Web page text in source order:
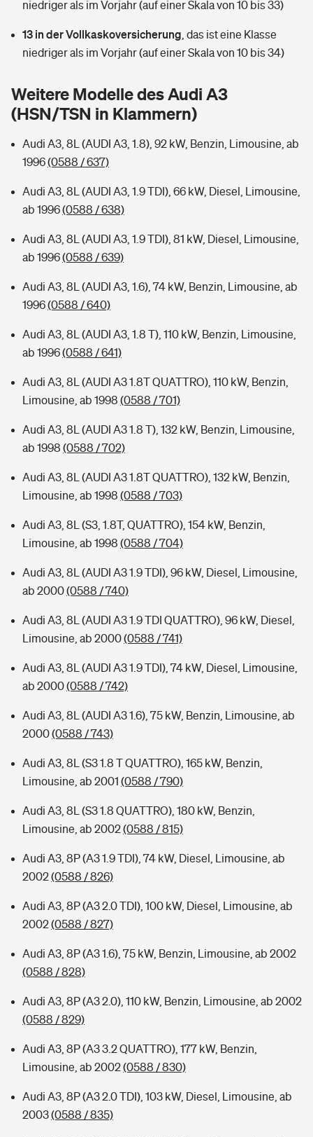
Hochwasser-Check: Wie gefährdet ist Ihr Haus?
Wer versichert was: Jetzt Versicherer finden
Sie haben Fragen?
Hundehalter-Haftpflicht
Private Cyberversicherung
Musikinstrumentenversicherung
Zur Übersicht
Tools
Kinderunfall-Check: Mehr Sicherheit für deine Kids
Sie haben Fragen?
Tools
Wer versichert was: Jetzt Versicherer finden
Sie haben Fragen?
Rentenrechner: Wie viel Geld bekomme ich im Alter?
niedriger als im Vorjahr (auf einer Skala von 10 bis 33)
13 in der Vollkaskoversicherung das ist eine Klasse
niedriger als im Vorjahr (auf einer Skala von 10 bis 34)
Weitere Modelle des Audi A3
(HSN/TSN in Klammern)
Audi A3, 8L (AUDI A3, 1.8), 92 kW, Benzin, Limousine, ab
1996(0588 / 637)
Audi A3, 8L (AUDI A3, 1.9 TDI), 66 kW, Diesel, Limousine,
ab 1996(0588 / 638)
Audi A3, 8L (AUDI A3, 1.9 TDI), 81 kW, Diesel, Limousine,
ab 1996(0588 / 639)
Audi A3, 8L (AUDI A3, 1.6), 74 kW, Benzin, Limousine, ab
1996(0588 / 640)
Audi A3, 8L (AUDI A3, 1.8 T), 110 kW, Benzin, Limousine,
ab 1996(0588 / 641)
Audi A3, 8L (AUDI A3 1.8T QUATTRO), 110 kW, Benzin,
Limousine, ab 1998 (0588 / 701)
Audi A3, 8L (AUDI A3 1.8 T), 132 kW, Benzin, Limousine,
ab 1998 (0588 / 702)
Audi A3, 8L (AUDI A3 1.8T QUATTRO), 132 kW, Benzin,
Limousine, ab 1998 (0588 / 703)
Audi A3, 8L (S3, 1.8T, QUATTRO), 154 kW, Benzin,
Limousine, ab 1998 (0588 / 704)
Audi A3, 8L (AUDI A3 1.9 TDI), 96 kW, Diesel, Limousine,
ab 2000(0588 / 740)
Audi A3, 8L (AUDI A3 1.9 TDI QUATTRO), 96 kW, Diesel,
Limousine, ab 2000(0588 / 741)
Audi A3, 8L (AUDI A3 1.9 TDI), 74 kW, Diesel, Limousine,
ab 2000(0588 / 742)
Audi A3, 8L (AUDI A3 1.6), 75 kW, Benzin, Limousine, ab
2000(0588 / 743)
Audi A3, 8L (S3 1.8 T QUATTRO), 165 kW, Benzin,
Limousine, ab 2001 (0588 / 790)
Audi A3, 8L (S3 1.8 QUATTRO), 180 kW, Benzin,
Limousine, ab 2002(0588 / 815)
Audi A3, 8P (A3 1.9 TDI), 74 kW, Diesel, Limousine, ab
2002(0588 / 826)
Audi A3, 8P (A3 2.0 TDI), 100 kW, Diesel, Limousine, ab
2002(0588 / 827)
Audi A3, 8P (A3 1.6), 75 kW, Benzin, Limousine, ab 2002
(0588 / 828)
Audi A3, 8P (A3 2.0), 110 kW, Benzin, Limousine, ab 2002
(0588 / 829)
Audi A3, 8P (A3 3.2 QUATTRO), 177 kW, Benzin,
Limousine, ab 2002(0588 / 830)
Audi A3, 8P (A3 2.0 TDI), 103 kW, Diesel, Limousine, ab
2003(0588 / 835)